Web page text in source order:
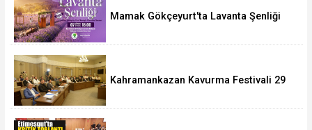
Mamak Gökçeyurt'ta Lavanta Şenliği
Kahramankazan Kavurma Festivali 29